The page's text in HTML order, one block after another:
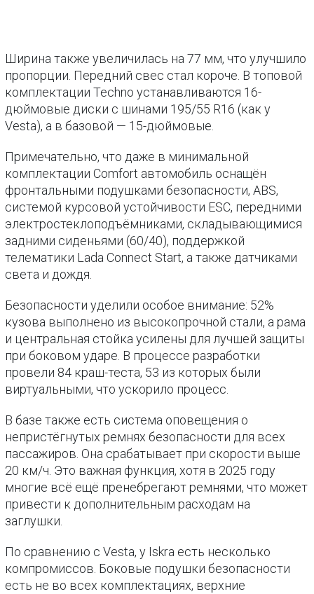
Ширина также увеличилась на 77 мм, что улучшило
пропорции. Передний свес стал короче. В топовой
комплектации Techno устанавливаются 16-
дюймовые диски с шинами 195/55 R16 (как у
Vesta), а в базовой — 15-дюймовые.
Примечательно, что даже в минимальной
комплектации Comfort автомобиль оснащён
фронтальными подушками безопасности, ABS,
системой курсовой устойчивости ESC, передними
электростеклоподъёмниками, складывающимися
задними сиденьями (60/40), поддержкой
телематики Lada Connect Start, а также датчиками
света и дождя.
Безопасности уделили особое внимание: 52%
кузова выполнено из высокопрочной стали, а рама
и центральная стойка усилены для лучшей защиты
при боковом ударе. В процессе разработки
провели 84 краш-теста, 53 из которых были
виртуальными, что ускорило процесс.
В базе также есть система оповещения о
непристёгнутых ремнях безопасности для всех
пассажиров. Она срабатывает при скорости выше
20 км/ч. Это важная функция, хотя в 2025 году
многие всё ещё пренебрегают ремнями, что может
привести к дополнительным расходам на
заглушки.
По сравнению с Vesta, у Iskra есть несколько
компромиссов. Боковые подушки безопасности
есть не во всех комплектациях, верхние